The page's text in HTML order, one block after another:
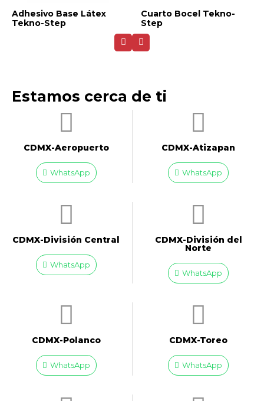
Adhesivo Base Látex
Tekno-Step
Cuarto Bocel Tekno-
Step
Estamos cerca de ti
CDMX-Aeropuerto​
WhatsApp
CDMX-Atizapan
WhatsApp
CDMX-División Central
WhatsApp
CDMX-División del
Norte
WhatsApp
CDMX-Polanco
WhatsApp
CDMX-Toreo
WhatsApp